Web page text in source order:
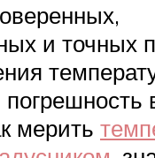
и точных
мерить